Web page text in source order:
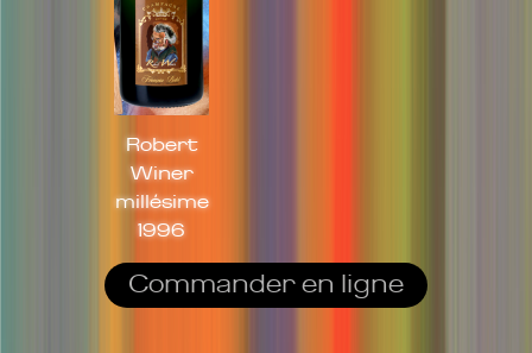
Robert
Winer
millésime
1996
Commander en ligne